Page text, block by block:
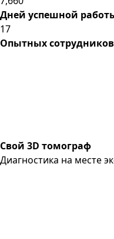
Дней успешной
17
Опытных сотрудников
Свой 3D томограф
Диагностика на месте